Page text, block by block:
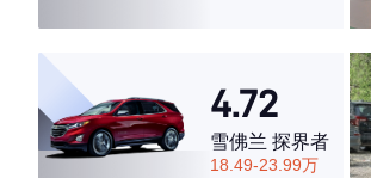
4.72
雪佛兰 探界者
18.49-23.99万